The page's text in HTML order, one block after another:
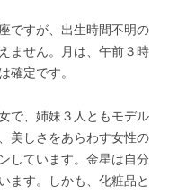
ですが、出生時間不明の
ません。月は、午前３時
確定です。
で、姉妹３人ともモデル
美しさをあらわす女性の
しています。金星は自分
ます。しかも、化粧品と